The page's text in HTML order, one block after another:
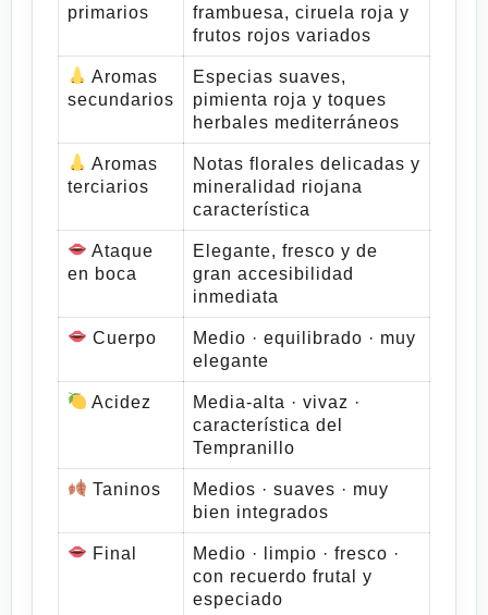
primarios
frambuesa, ciruela roja y
frutos rojos variados
Aromas
secundarios
Especias suaves,
pimienta roja y toques
herbales mediterráneos
Aromas
terciarios
Notas florales delicadas y
mineralidad riojana
característica
Ataque
en boca
Elegante, fresco y de
gran accesibilidad
inmediata
Cuerpo
Medio · equilibrado · muy
elegante
Acidez
Media-alta · vivaz ·
característica del
Tempranillo
Taninos
Medios · suaves · muy
bien integrados
Final
Medio · limpio · fresco ·
con recuerdo frutal y
especiado